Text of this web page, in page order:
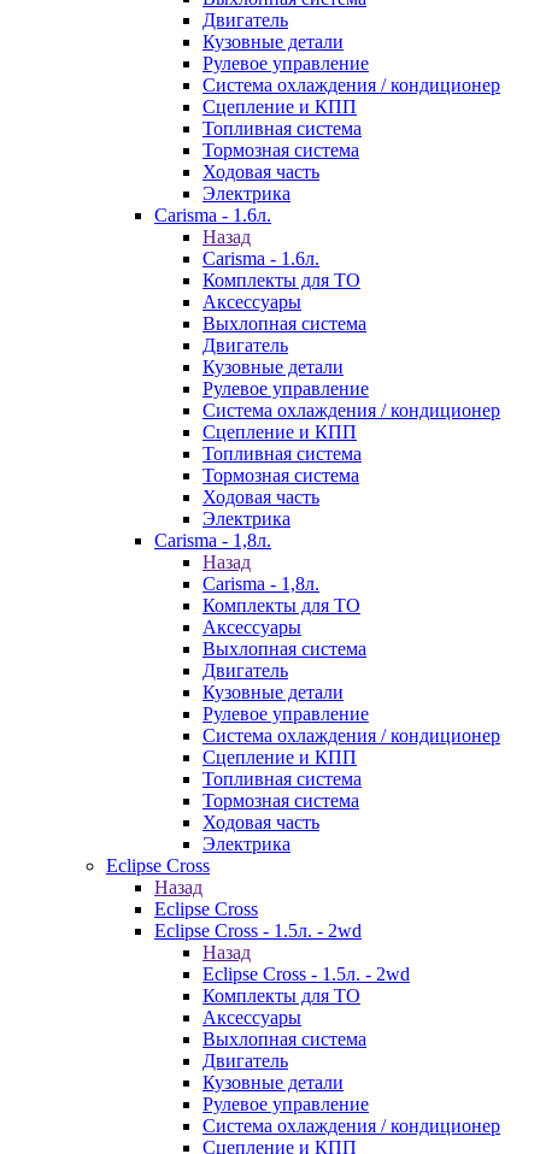
Двигатель
Кузовные детали
Рулевое управление
Система охлаждения / кондиционер
Сцепление и КПП
Топливная система
Тормозная система
Ходовая часть
Электрика
Carisma - 1.6л.
Назад
Carisma - 1.6л.
Комплекты для ТО
Аксессуары
Выхлопная система
Двигатель
Кузовные детали
Рулевое управление
Система охлаждения / кондиционер
Сцепление и КПП
Топливная система
Тормозная система
Ходовая часть
Электрика
Carisma - 1,8л.
Назад
Carisma - 1,8л.
Комплекты для ТО
Аксессуары
Выхлопная система
Двигатель
Кузовные детали
Рулевое управление
Система охлаждения / кондиционер
Сцепление и КПП
Топливная система
Тормозная система
Ходовая часть
Электрика
Eclipse Cross
Назад
Eclipse Cross
Eclipse Cross - 1.5л. - 2wd
Назад
Eclipse Cross - 1.5л. - 2wd
Комплекты для ТО
Аксессуары
Выхлопная система
Двигатель
Кузовные детали
Рулевое управление
Система охлаждения / кондиционер
Сцепление и КПП